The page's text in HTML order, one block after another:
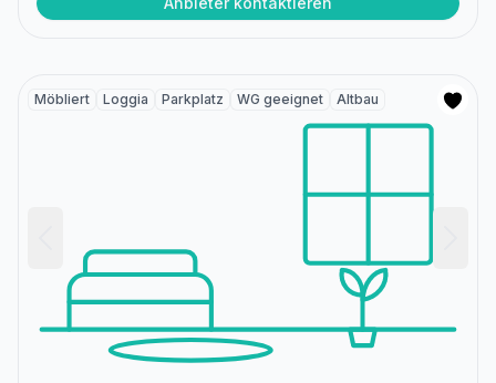
Möbliert Loggia Parkplatz WG geeignet Altbau